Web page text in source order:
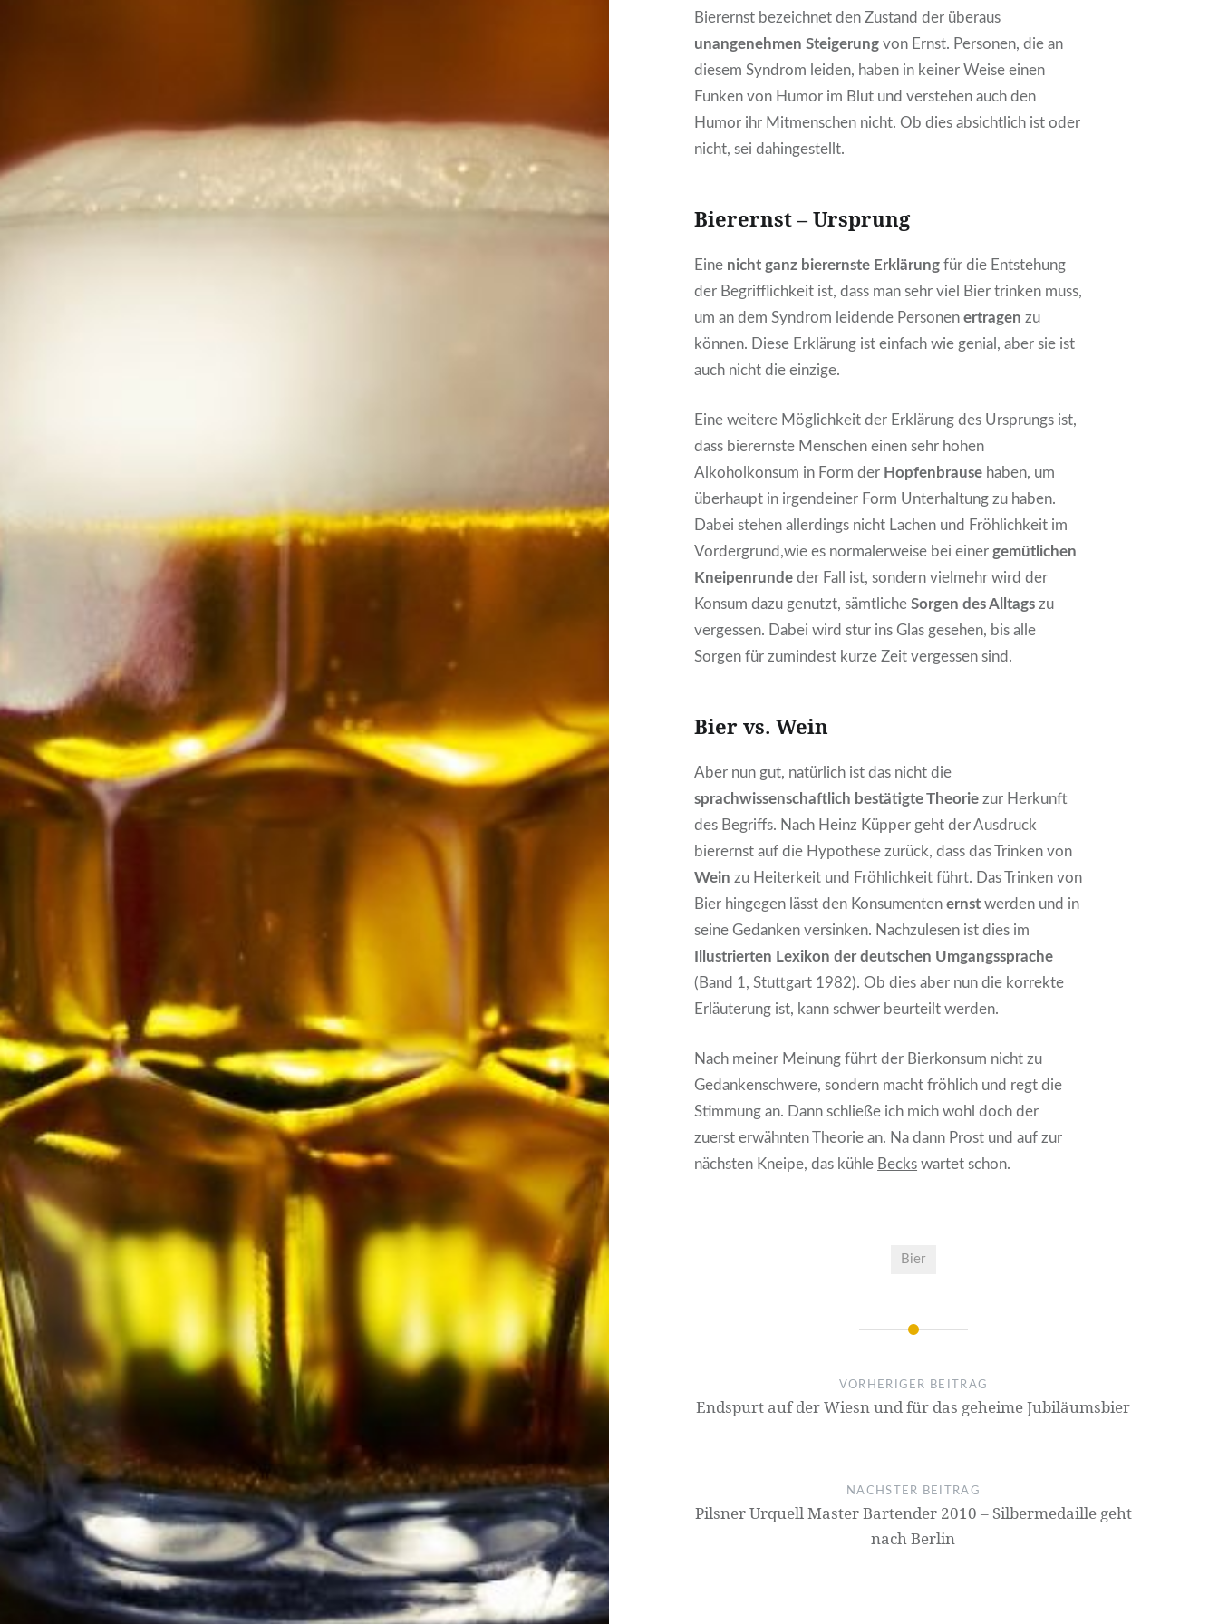
Bierernst bezeichnet den Zustand der überaus
unangenehmen Steigerung von Ernst. Personen, die an
diesem Syndrom leiden, haben in keiner Weise einen
Funken von Humor im Blut und verstehen auch den
Humor ihr Mitmenschen nicht. Ob dies absichtlich ist oder
nicht, sei dahingestellt.
Bierernst – Ursprung
Eine nicht ganz bierernste Erklärung für die Entstehung
der Begrifflichkeit ist, dass man sehr viel Bier trinken muss,
um an dem Syndrom leidende Personenertragen zu
können. Diese Erklärung ist einfach wie genial, aber sie ist
auch nicht die einzige.
Eine weitere Möglichkeit der Erklärung des Ursprungs ist,
dass bierernste Menschen einen sehr hohen
Alkoholkonsum in Form der Hopfenbrause haben, um
überhaupt in irgendeiner Form Unterhaltung zu haben.
Dabei stehen allerdings nicht Lachen und Fröhlichkeit im
Vordergrund,wie es normalerweise bei einergemütlichen
Kneipenrunde der Fall ist, sondern vielmehr wird der
Konsum dazu genutzt, sämtlicheSorgen des Alltags zu
vergessen. Dabei wird stur ins Glas gesehen, bis alle
Sorgen für zumindest kurze Zeit vergessen sind.
Bier vs. Wein
Aber nun gut, natürlich ist das nicht die
sprachwissenschaftlich bestätigte Theorie zur Herkunft
des Begriffs. Nach Heinz Küpper geht der Ausdruck
bierernst auf die Hypothese zurück, dass das Trinken von
Wein zu Heiterkeit und Fröhlichkeit führt. Das Trinken von
Bier hingegen lässt den Konsumentenernstwerden und in
seine Gedanken versinken. Nachzulesen ist dies im
Illustrierten Lexikon der deutschen Umgangssprache
(Band 1, Stuttgart 1982). Ob dies aber nun die korrekte
Erläuterung ist, kann schwer beurteilt werden.
Nach meiner Meinung führt der Bierkonsum nicht zu
Gedankenschwere, sondern macht fröhlich und regt die
Stimmung an. Dann schließe ich mich wohl doch der
zuerst erwähnten Theorie an. Na dann Prost und auf zur
nächsten Kneipe, das kühle Becks wartet schon.
Bier
Navigation
VORHERIGER BEITRAG
Endspurt auf der Wiesn und für das geheime Jubiläumsbier
NÄCHSTER BEITRAG
Pilsner Urquell Master Bartender 2010 – Silbermedaille geht
nach Berlin